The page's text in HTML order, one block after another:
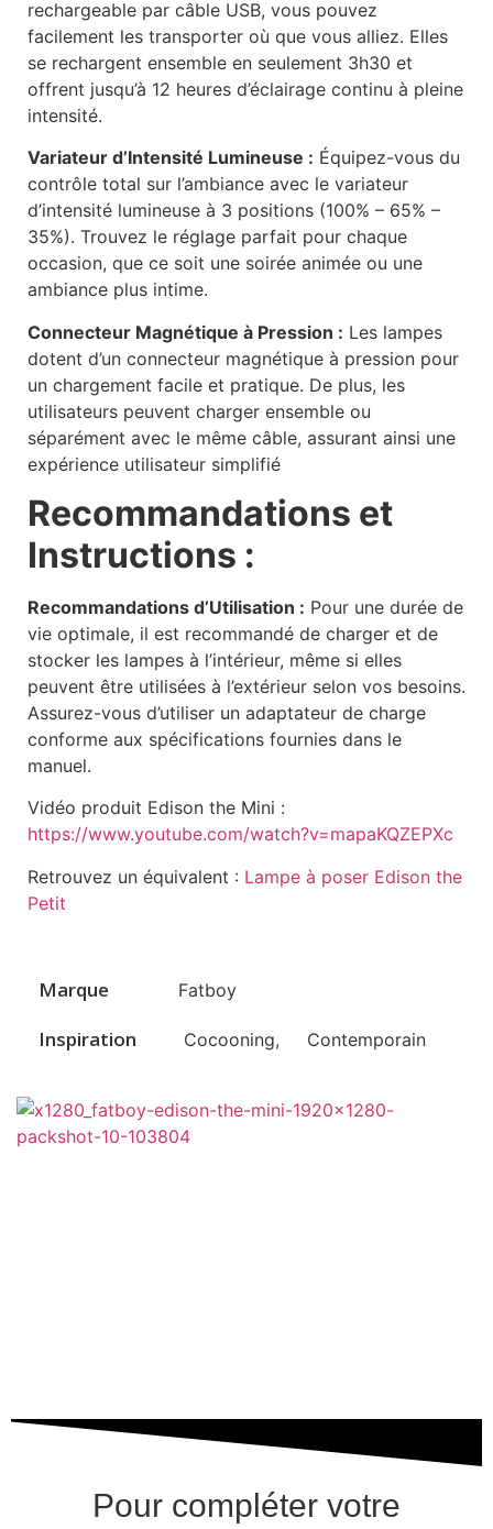
rechargeable par câble USB, vous pouvez
facilement les transporter où que vous alliez. Elles
se rechargent ensemble en seulement 3h30 et
offrent jusqu’à 12 heures d’éclairage continu à pleine
intensité.
Variateur d’Intensité Lumineuse : Équipez-vous du
contrôle total sur l’ambiance avec le variateur
d’intensité lumineuse à 3 positions (100% – 65% –
35%). Trouvez le réglage parfait pour chaque
occasion, que ce soit une soirée animée ou une
ambiance plus intime.
Connecteur Magnétique à Pression : Les lampes
dotent d’un connecteur magnétique à pression pour
un chargement facile et pratique. De plus, les
utilisateurs peuvent charger ensemble ou
séparément avec le même câble, assurant ainsi une
expérience utilisateur simplifié
Recommandations et
Instructions :
Recommandations d’Utilisation : Pour une durée de
vie optimale, il est recommandé de charger et de
stocker les lampes à l’intérieur, même si elles
peuvent être utilisées à l’extérieur selon vos besoins.
Assurez-vous d’utiliser un adaptateur de charge
conforme aux spécifications fournies dans le
manuel.
Vidéo produit Edison the Mini :
https://www.youtube.com/watch?v=mapaKQZEPXc
Retrouvez un équivalent : Lampe à poser Edison the
Petit
Marque Fatboy
Inspiration Cocooning, Contemporain
Pour compléter votre